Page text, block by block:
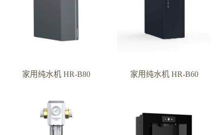
家用纯水机 HR-B80 家用纯水机 HR-B60